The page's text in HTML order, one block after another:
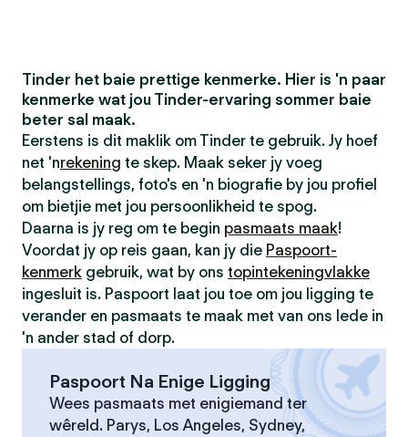
Tinder het baie prettige kenmerke. Hier is 'n paar
kenmerke wat jou Tinder-ervaring sommer baie
beter sal maak.
Eerstens is dit maklik om Tinder te gebruik. Jy hoef
net 'nrekening te skep. Maak seker jy voeg
belangstellings, foto's en 'n biografie by jou profiel
om bietjie met jou persoonlikheid te spog.
Daarna is jy reg om te begin pasmaats maak!
Voordat jy op reis gaan, kan jy die Paspoort-
kenmerk gebruik, wat by ons topintekeningvlakke
ingesluit is. Paspoort laat jou toe om jou ligging te
verander en pasmaats te maak met van ons lede in
'n ander stad of dorp.
Paspoort Na Enige Ligging
Wees pasmaats met enigiemand ter
wêreld. Parys, Los Angeles, Sydney,